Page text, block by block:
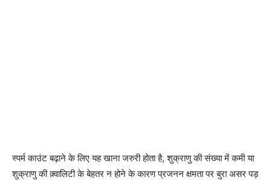
स्पर्म काउंट बढ़ाने के लिए यह खाना जरुरी होता है, शुक्राणु की संख्या में कमी या
शुक्राणु की क़्वालिटी के बेहतर न होने के कारण प्रजनन क्षमता पर बुरा असर पड़